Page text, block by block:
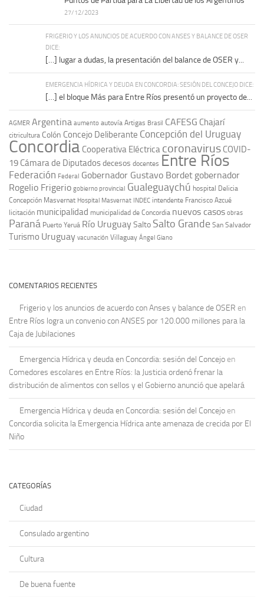
27/12/2023
FRIGERIO Y LOS ANUNCIOS DE ACUERDO CON ANSES Y BALANCE DE OSER
DICE:
[…] lugar a dudas, la presentación del balance de OSER y...
EMERGENCIA HÍDRICA Y DEUDA EN CONCORDIA: SESIÓN DEL CONCEJO DICE:
[…] el bloque Más para Entre Ríos presentó un proyecto de...
AGMER Argentina aumento autovía Artigas Brasil CAFESG Chajarí
citricultura Colón Concejo Deliberante Concepción del Uruguay
Concordia Cooperativa Eléctrica coronavirus COVID-
19 Cámara de Diputadosdecesos docentes Entre Ríos
Federación Federal Gobernador Gustavo Bordet gobernador
Rogelio Frigerio gobierno provincial Gualeguaychú hospital Delicia
Concepción Masvernat Hospital Masvernat INDEC intendente Francisco Azcué
licitación municipalidad municipalidad de Concordia nuevos casos obras
Paraná Puerto Yeruá Río UruguaySalto Salto Grande San Salvador
Turismo Uruguay vacunación Villaguay Ángel Giano
COMENTARIOS RECIENTES
Frigerio y los anuncios de acuerdo con Anses y balance de OSER en
Entre Ríos logra un convenio con ANSES por 120.000 millones para la
Caja de Jubilaciones
Emergencia Hídrica y deuda en Concordia: sesión del Concejo en
Comedores escolares en Entre Ríos: la Justicia ordenó frenar la
distribución de alimentos con sellos y el Gobierno anunció que apelará
Emergencia Hídrica y deuda en Concordia: sesión del Concejo en
Concordia solicita la Emergencia Hídrica ante amenaza de crecida por El
Niño
CATEGORÍAS
Ciudad
Consulado argentino
Cultura
De buena fuente